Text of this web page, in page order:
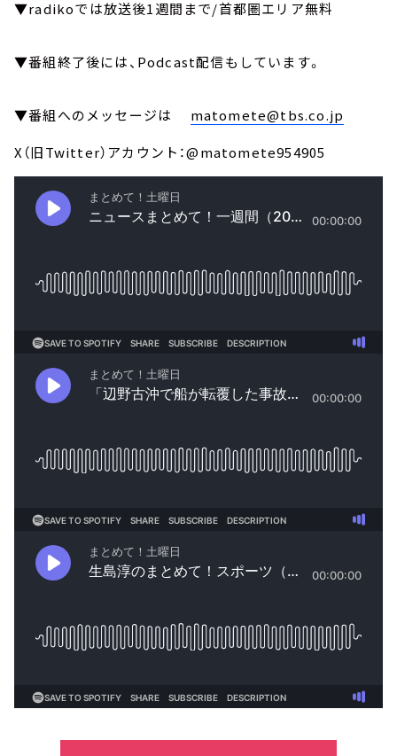
▼radikoでは放送後1週間まで/首都圏エリア無料
▼番組終了後には、Podcast配信もしています。
▼番組へのメッセージは matomete@tbs.co.jp
X（旧Twitter）アカウント：@matomete954905